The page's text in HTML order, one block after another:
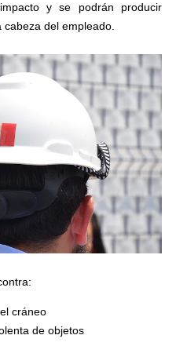
y se podrán producir
del empleado.
cráneo
de objetos